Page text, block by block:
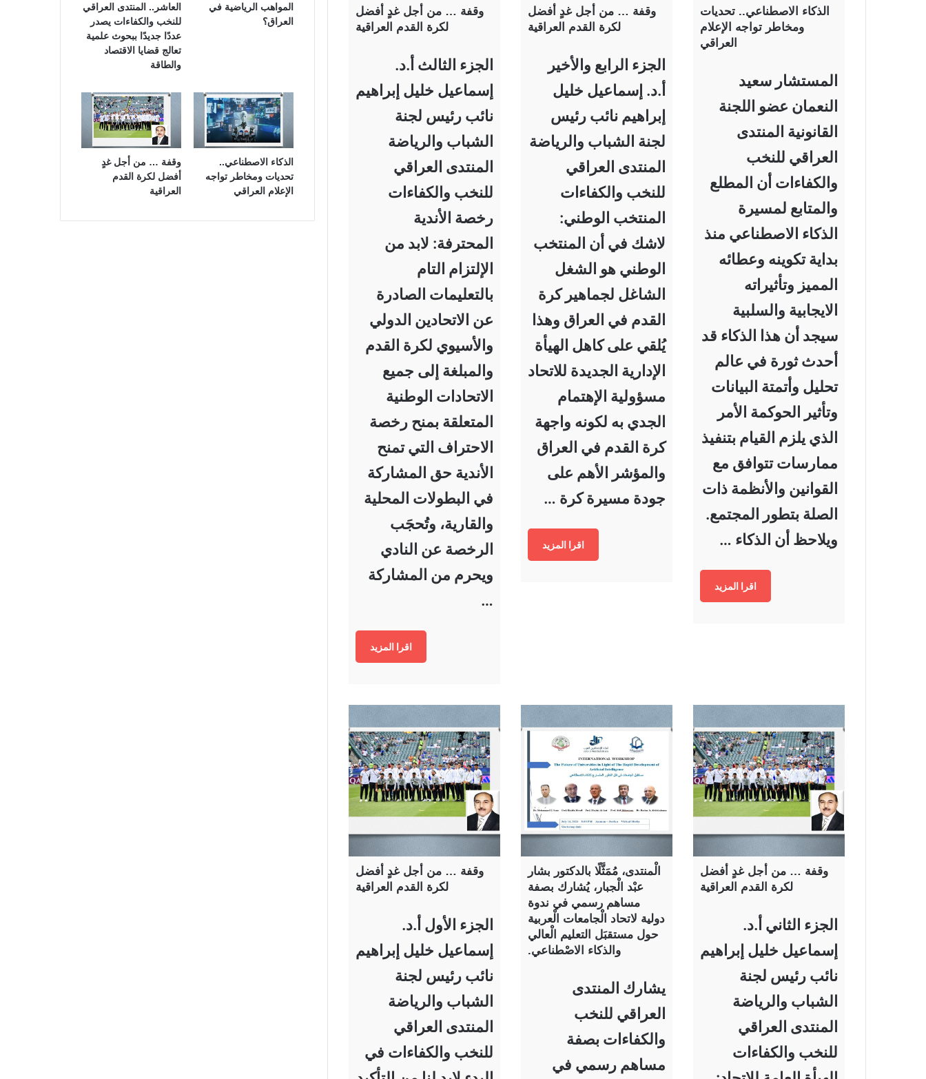
الذكاء الاصطناعي.. تحديات
ومخاطر تواجه الإعلام
العراقي
المستشار سعيد
النعمان عضو اللجنة
القانونية المنتدى
العراقي للنخب
والكفاءات أن المطلع
والمتابع لمسيرة
الذكاء الاصطناعي منذ
بداية تكوينه وعطائه
المميز وتأثيراته
الايجابية والسلبية
سيجد أن هذا الذكاء قد
أحدث ثورة في عالم
تحليل وأتمتة البيانات
وتأثير الحوكمة الأمر
الذي يلزم القيام بتنفيذ
ممارسات تتوافق مع
القوانين والأنظمة ذات
الصلة بتطور المجتمع.
ويلاحظ أن الذكاء …
اقرا المزيد
وقفة … من أجل غدٍ أفضل
لكرة القدم العراقية
الجزء الرابع والأخير
أ.د. إسماعيل خليل
إبراهيم نائب رئيس
لجنة الشباب والرياضة
المنتدى العراقي
للنخب والكفاءات
المنتخب الوطني:
لاشك في أن المنتخب
الوطني هو الشغل
الشاغل لجماهير كرة
القدم في العراق وهذا
يُلقي على كاهل الهيأة
الإدارية الجديدة للاتحاد
مسؤولية الإهتمام
الجدي به لكونه واجهة
كرة القدم في العراق
والمؤشر الأهم على
جودة مسيرة كرة …
اقرا المزيد
وقفة … من أجل غدٍ أفضل
لكرة القدم العراقية
الجزء الثالث أ.د.
إسماعيل خليل إبراهيم
نائب رئيس لجنة
الشباب والرياضة
المنتدى العراقي
للنخب والكفاءات
رخصة الأندية
المحترفة: لابد من
الإلتزام التام
بالتعليمات الصادرة
عن الاتحادين الدولي
والأسيوي لكرة القدم
والمبلغة إلى جميع
الاتحادات الوطنية
المتعلقة بمنح رخصة
الاحتراف التي تمنح
الأندية حق المشاركة
في البطولات المحلية
والقارية، وتُحجَب
الرخصة عن النادي
ويحرم من المشاركة
…
اقرا المزيد
وقفة … من أجل غدٍ أفضل
لكرة القدم العراقية
الجزء الثاني أ.د.
إسماعيل خليل إبراهيم
نائب رئيس لجنة
الشباب والرياضة
المنتدى العراقي
للنخب والكفاءات
الْمنتدى، مُمَثَّلًا بالدكتور بشار
عبْد الْجبار، يُشارك بصفة
مساهم رسمي في ندوة
دولية لاتحاد الْجامعات الْعربية
حول مستقبَل التعليم الْعالي
والذكاء الاصْطناعي.
يشارك المنتدى
العراقي للنخب
والكفاءات بصفة
مساهم رسمي في
وقفة … من أجل غدٍ أفضل
لكرة القدم العراقية
الجزء الأول أ.د.
إسماعيل خليل إبراهيم
نائب رئيس لجنة
الشباب والرياضة
المنتدى العراقي
للنخب والكفاءات في
المواهب الرياضية في
العراق؟
العاشر.. المنتدى العراقي
للنخب والكفاءات يصدر
عددًا جديدًا ببحوث علمية
تعالج قضايا الاقتصاد
والطاقة
الذكاء الاصطناعي..
تحديات ومخاطر تواجه
الإعلام العراقي
وقفة … من أجل غدٍ
أفضل لكرة القدم
العراقية